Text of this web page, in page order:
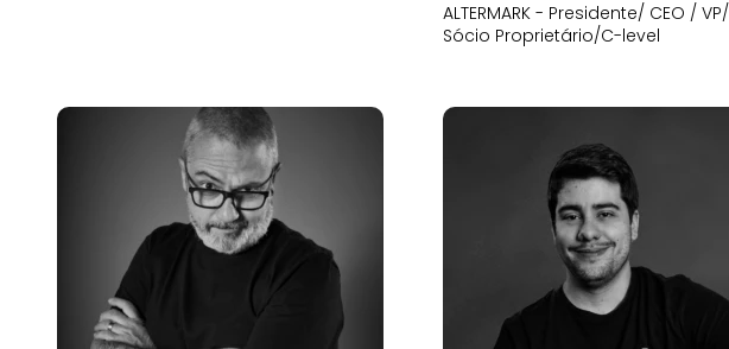
ALTERMARK - Presidente/ CEO / VP/
Sócio Proprietário/C-level